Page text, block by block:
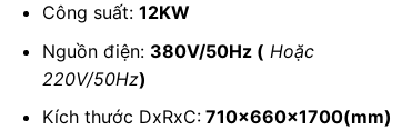
Công suất:12KW
Nguồn điện: 380V/50Hz ( Hoặc
220V/50Hz)
Kích thước DxRxC: 710x660x1700(mm)